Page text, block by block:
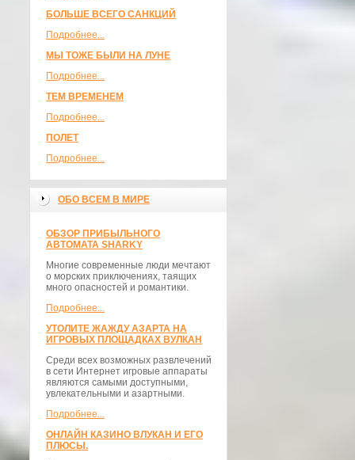
БОЛЬШЕ ВСЕГО САНКЦИЙ
Подробнее...
МЫ ТОЖЕ БЫЛИ НА ЛУНЕ
Подробнее...
ТЕМ ВРЕМЕНЕМ
Подробнее...
ПОЛЕТ
Подробнее...
ОБО ВСЕМ В МИРЕ
ОБЗОР ПРИБЫЛЬНОГО
АВТОМАТА SHARKY
Многие современные люди мечтают
о морских приключениях, таящих
много опасностей и романтики.
Подробнее...
УТОЛИТЕ ЖАЖДУ АЗАРТА НА
ИГРОВЫХ ПЛОЩАДКАХ ВУЛКАН
Среди всех возможных развлечений
в сети Интернет игровые аппараты
являются самыми доступными,
увлекательными и азартными.
Подробнее...
ОНЛАЙН КАЗИНО ВЛУКАН И ЕГО
ПЛЮСЫ.